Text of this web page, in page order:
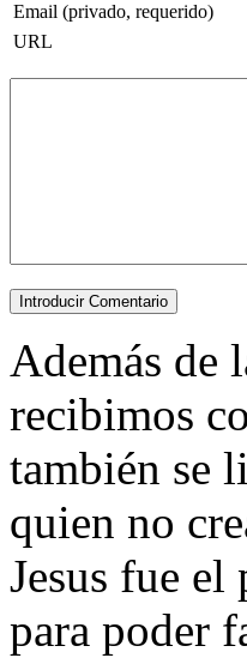
Email (privado, requerido)
URL
Además de
recibimos
también se
quien no
Jesus fue
para poder